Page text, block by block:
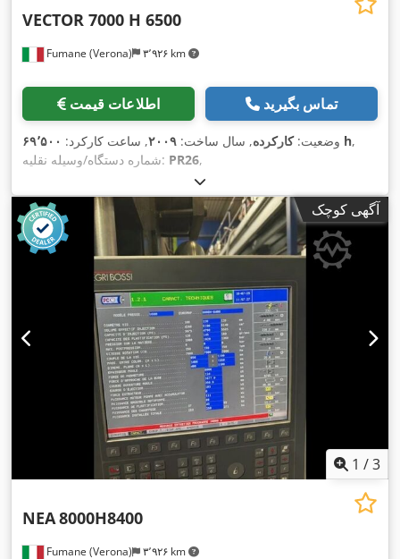
Fumane (Verona) ۳٬۹۲۶ km
VECTOR 7000 H 6500
اطلاعات قیمت تماس بگیرید
وضعیت:کارکرده, سال ساخت: ۲۰۰۹, ساعت کارکرد: ۶۹٬۵۰۰ h,
شماره دستگاه/وسیله نقلیه: PR26,
آگهی کوچک
1 /3
Fumane (Verona) ۳٬۹۲۶ km
NEA8000H8400